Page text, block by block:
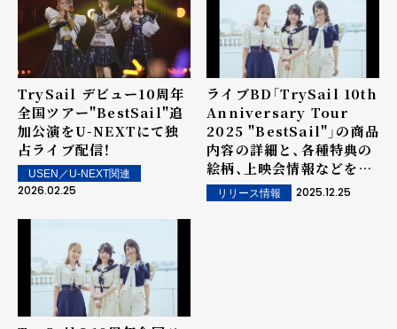
TrySail デビュー10周年
全国ツアー"BestSail"追
加公演をU-NEXTにて独
占ライブ配信！
USEN／U-NEXT関連
2026.02.25
ライブBD「TrySail 10th
Anniversary Tour
2025 "BestSail"」の商品
内容の詳細と、各種特典の
絵柄、上映会情報などを公
開！リリース情報 2025.12.25